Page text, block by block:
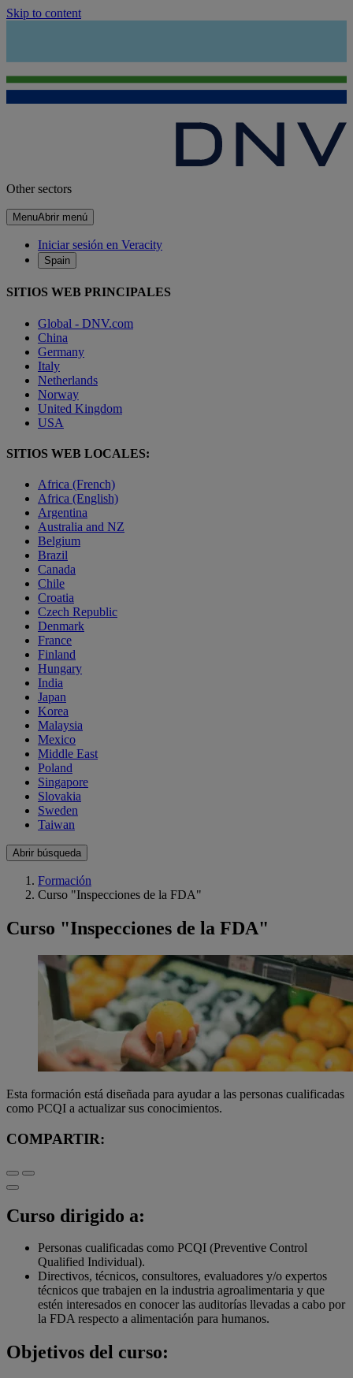
Skip to content
Other sectors
MenuAbrir menú
Iniciar sesión en Veracity
Spain
SITIOS WEB PRINCIPALES
Global - DNV.com
China
Germany
Italy
Netherlands
Norway
United Kingdom
USA
SITIOS WEB LOCALES:
Africa (French)
Africa (English)
Argentina
Australia and NZ
Belgium
Brazil
Canada
Chile
Croatia
Czech Republic
Denmark
France
Finland
Hungary
India
Japan
Korea
Malaysia
Mexico
Middle East
Poland
Singapore
Slovakia
Sweden
Taiwan
Abrir búsqueda
Formación
Curso "Inspecciones de la FDA"
Curso "Inspecciones de la FDA"
Esta formación está diseñada para ayudar a las personas cualificadas
como PCQI a actualizar sus conocimientos.
COMPARTIR:
Curso dirigido a:
Personas cualificadas como PCQI (Preventive Control
Qualified Individual).
Directivos, técnicos, consultores, evaluadores y/o expertos
técnicos que trabajen en la industria agroalimentaria y que
estén interesados en conocer las auditorías llevadas a cabo por
la FDA respecto a alimentación para humanos.
Objetivos del curso: